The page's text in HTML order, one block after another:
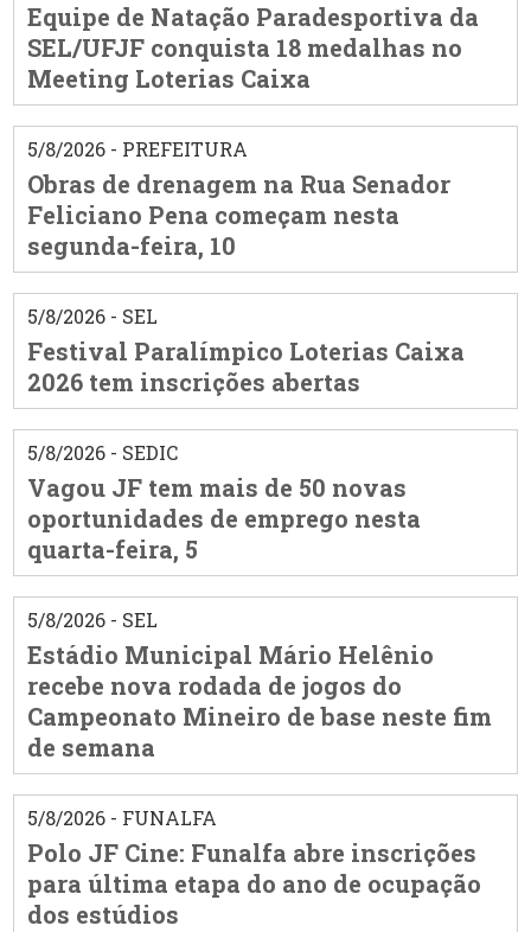
Equipe de Natação Paradesportiva da
SEL/UFJF conquista 18 medalhas no
Meeting Loterias Caixa
5/8/2026 - PREFEITURA
Obras de drenagem na Rua Senador
Feliciano Pena começam nesta
segunda-feira, 10
5/8/2026 - SEL
Festival Paralímpico Loterias Caixa
2026 tem inscrições abertas
5/8/2026 - SEDIC
Vagou JF tem mais de 50 novas
oportunidades de emprego nesta
quarta-feira, 5
5/8/2026 - SEL
Estádio Municipal Mário Helênio
recebe nova rodada de jogos do
Campeonato Mineiro de base neste fim
de semana
5/8/2026 - FUNALFA
Polo JF Cine: Funalfa abre inscrições
para última etapa do ano de ocupação
dos estúdios